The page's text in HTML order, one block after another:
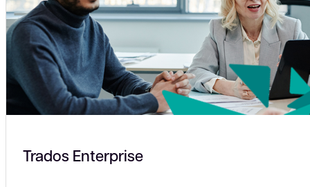
Trados Enterprise